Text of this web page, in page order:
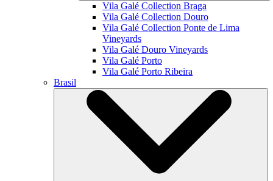
Vila Galé Collection Braga
Vila Galé Collection Douro
Vila Galé Collection Ponte de Lima
Vineyards
Vila Galé Douro Vineyards
Vila Galé Porto
Vila Galé Porto Ribeira
Brasil